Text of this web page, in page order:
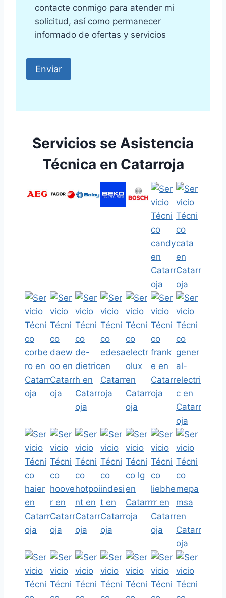
contacte conmigo para atender mi
solicitud, así como permanecer
informado de ofertas y servicios
Servicios se Asistencia
Técnica en Catarroja